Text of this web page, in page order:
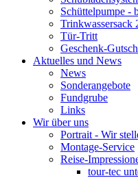
Schüttelpumpe -
Trinkwassersack
Tür-Tritt
Geschenk-
Aktuelles und News
News
Sonderangebote
Fundgrube
Links
Wir über uns
Portrait - Wir
Montage-Service
Reise-
tour-tec